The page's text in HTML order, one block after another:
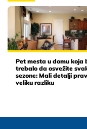
Pet mesta u domu koja
trebalo da osvežite
sezone: Mali detalji
veliku razliku